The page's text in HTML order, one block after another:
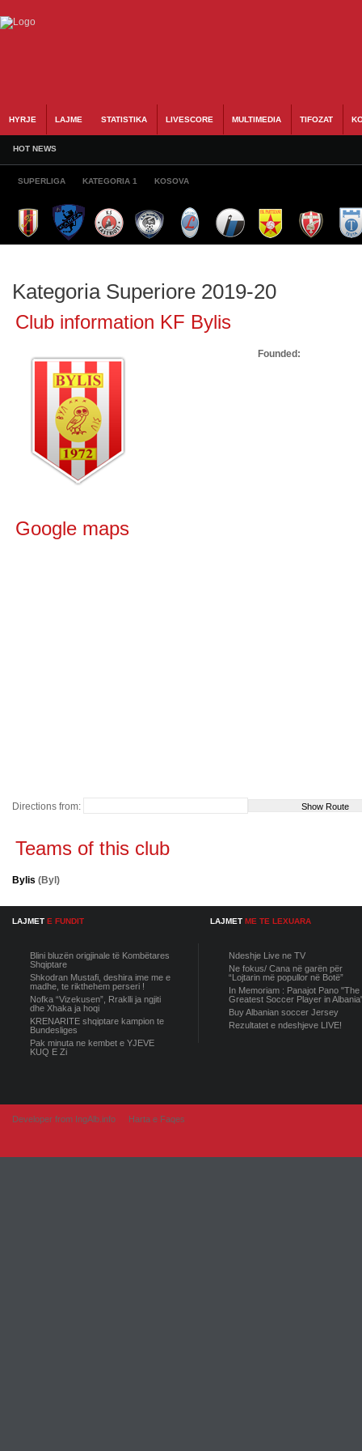
HYRJE LAJME STATISTIKA LIVESCORE MULTIMEDIA TIFOZAT
HOT NEWS
SUPERLIGA KATEGORIA 1 KOSOVA
Kategoria Superiore 2019-20
Club information KF Bylis
Founded:
Google maps
Directions from:
Teams of this club
Bylis (Byl)
LAJMET E FUNDIT
Blini bluzën origjinale të Kombëtares
Shqiptare
Shkodran Mustafi, deshira ime me e
madhe, te rikthehem perseri !
Nofka “Vizekusen”, Rraklli ja ngjiti
dhe Xhaka ja hoqi
KRENARITE shqiptare kampion te
Bundesliges
Pak minuta ne kembet e YJEVE
KUQ E Zi
LAJMET ME TE LEXUARA
Ndeshje Live ne TV
Ne fokus/ Cana në garën për
“Lojtarin më popullor në Botë”
In Memoriam : Panajot Pano "The
Greatest Soccer Player in
Buy Albanian soccer Jersey
Rezultatet e ndeshjeve LIVE!
Developer from IngAlb.info Harta e Faqes